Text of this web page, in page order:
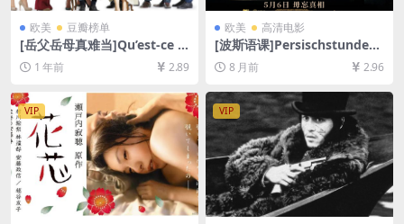
欧美 豆瓣榜单
[岳父岳母真难当]Qu’est-ce q
u’on a fait au Bon Dieu? (20
14)[百度网盘+夸克网盘1080P
超清未删减资源][网盘在线播
放/下载][MP4/6.3GB][中文字
幕]
1 年前 2.89
欧美 高清电影
[波斯语课]Persischstunden
(2020)[百度网盘+夸克网盘10
80P超清未删减资源][网盘在
线播放/下载][MP4/9.7GB][中
文字幕]
8 月前 2.96
VIP VIP